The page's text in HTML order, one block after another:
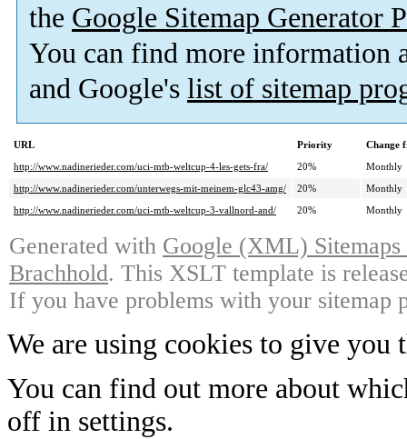
the Google Sitemap Generator
You can find more information
and Google's list of sitemap
URL Priority
Change
http://www.nadinerieder.com/uci-mtb-weltcup-4-les-gets-fra/
20%
Monthly
http://www.nadinerieder.com/unterwegs-mit-meinem-glc43-amg/
20%
Monthly
http://www.nadinerieder.com/uci-mtb-weltcup-3-vallnord-and/
20% Monthly
Generated with Google (XML)
Brachhold. This XSLT template is
If you have problems with your sitemap
We are using cookies to give you
You can find out more about
off in settings.